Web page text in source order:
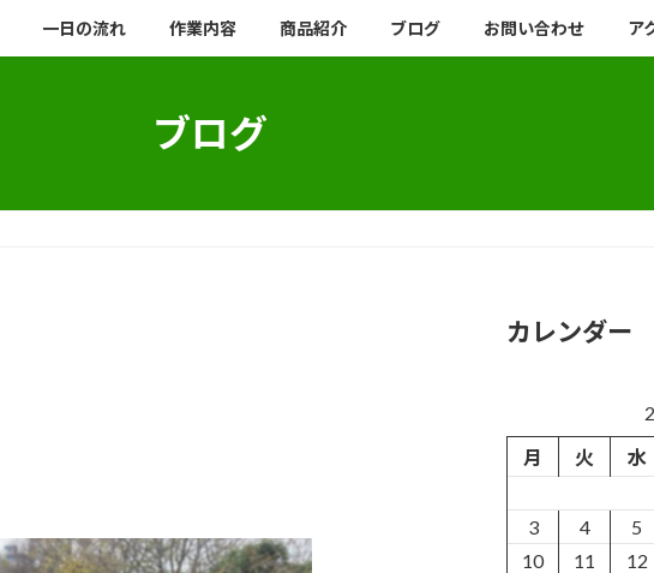
一日の流れ 作業内容 商品紹介 ブログ お問い合わせ ア
ブログ
カレンダー
月
火 水
3
4 5
10
11 12